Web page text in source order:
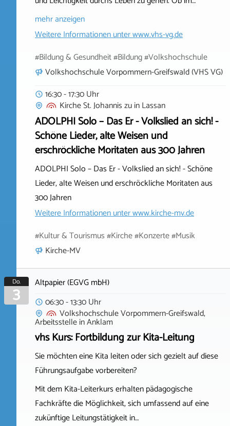
mehr anzeigen
Weitere Informationen unterwww.vhs-vg.de
#Bildung & Gesundheit #Bildung #Volkshochschule
Volkshochschule Vorpommern-Greifswald (VHS VG)
16:30 - 17:30 Uhr
Kirche St. Johannis zuinLassan
ADOLPHI Solo – Das Er - Volkslied an sich! -
Schöne Lieder, alte Weisen und
erschröckliche Moritaten aus 300 Jahren
ADOLPHI Solo – Das Er - Volkslied an sich! - Schöne
Lieder, alte Weisen und erschröckliche Moritaten aus
300 Jahren
Weitere Informationen unterwww.kirche-mv.de
#Kultur & Tourismus #Kirche #Konzerte #Musik
Kirche-MV
Do.
3
Altpapier (EGVG mbH)
06:30 - 13:30 Uhr
Volkshochschule Vorpommern-Greifswald,
ArbeitsstelleinAnklam
vhs Kurs: Fortbildung zur Kita-Leitung
Sie möchten eine Kita leiten oder sich gezielt auf diese
Führungsaufgabe vorbereiten?
Mit dem Kita-Leiterkurs erhalten pädagogische
Fachkräfte die Möglichkeit, sich umfassend auf eine
zukünftige Leitungstätigkeit in…